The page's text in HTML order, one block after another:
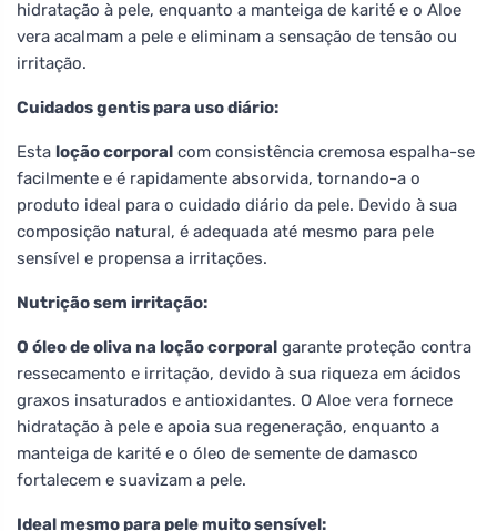
hidratação à pele, enquanto a manteiga de karité e o Aloe
vera acalmam a pele e eliminam a sensação de tensão ou
irritação.
Cuidados gentis para uso diário:
Esta loção corporal com consistência cremosa espalha-se
facilmente e é rapidamente absorvida, tornando-a o
produto ideal para o cuidado diário da pele. Devido à sua
composição natural, é adequada até mesmo para pele
sensível e propensa a irritações.
Nutrição sem irritação:
O óleo de oliva na loção corporal garante proteção contra
ressecamento e irritação, devido à sua riqueza em ácidos
graxos insaturados e antioxidantes. O Aloe vera fornece
hidratação à pele e apoia sua regeneração, enquanto a
manteiga de karité e o óleo de semente de damasco
fortalecem e suavizam a pele.
Ideal mesmo para pele muito sensível: